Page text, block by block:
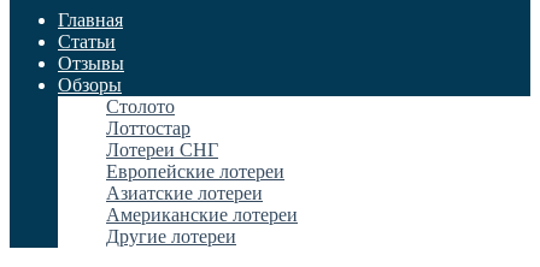
Главная
Статьи
Отзывы
Обзоры
Столото
Лоттостар
Лотереи СНГ
Европейские лотереи
Азиатские лотереи
Американские лотереи
Другие лотереи